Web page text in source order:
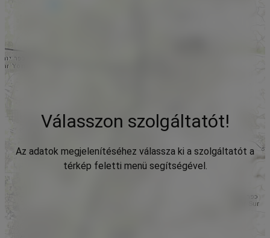
Válasszon szolgáltatót!
Az adatok megjelenítéséhez válassza ki a szolgáltatót a
térkép feletti menü segítségével.